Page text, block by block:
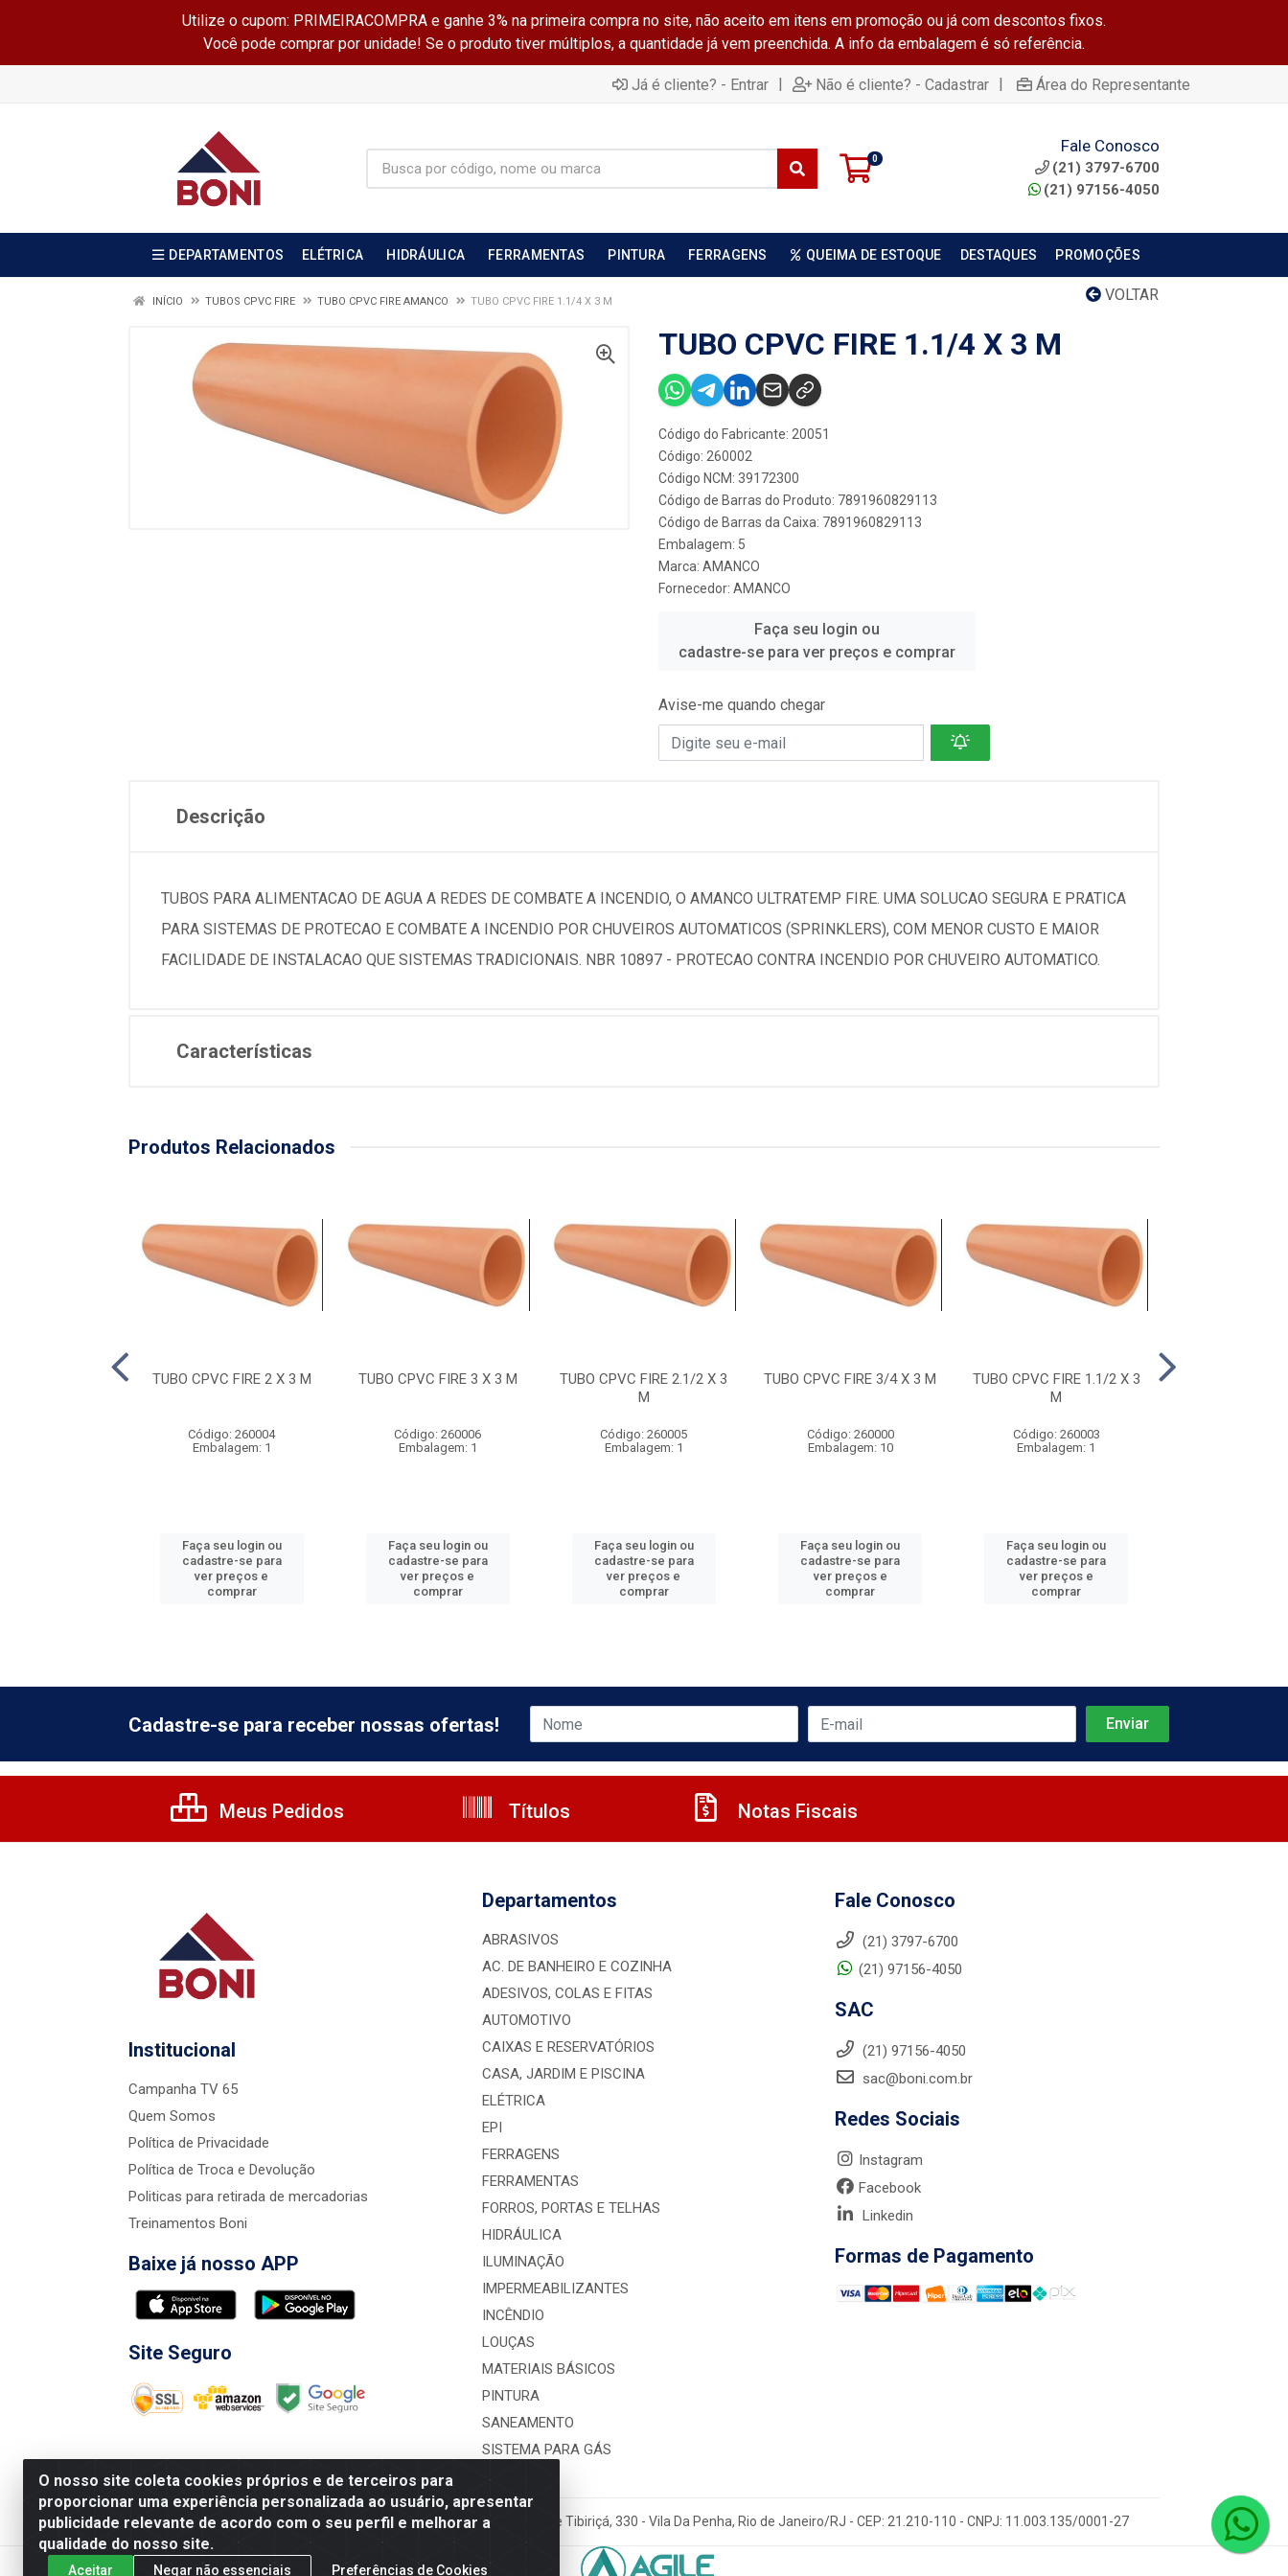
Utilize o cupom: PRIMEIRACOMPRA e ganhe 3% na primeira compra no site, não aceito em itens em promoção ou já com descontos fixos.
Você pode comprar por unidade! Se o produto tiver múltiplos, a quantidade já vem preenchida. A info da embalagem é só referência.
Já é cliente? - Entrar | Não é cliente? - Cadastrar | Área do Representante
0
Fale Conosco
(21) 3797-6700
(21) 97156-4050
DEPARTAMENTOS ELÉTRICA HIDRÁULICA FERRAMENTAS PINTURA FERRAGENS QUEIMA DE ESTOQUE DESTAQUES PROMOÇÕES
VOLTAR
INÍCIO TUBOS CPVC FIRE TUBO CPVC FIRE AMANCO TUBO CPVC FIRE 1.1/4 X 3 M
TUBO CPVC FIRE 1.1/4 X 3 M
Código do Fabricante: 20051
Código: 260002
Código NCM: 39172300
Código de Barras do Produto: 7891960829113
Código de Barras da Caixa: 7891960829113
Embalagem: 5
Marca: AMANCO
Fornecedor: AMANCO
Faça seu login ou
cadastre-se para ver preços e comprar
Avise-me quando chegar
Descrição
TUBOS PARA ALIMENTACAO DE AGUA A REDES DE COMBATE A INCENDIO, O AMANCO ULTRATEMP FIRE. UMA SOLUCAO SEGURA E PRATICA
PARA SISTEMAS DE PROTECAO E COMBATE A INCENDIO POR CHUVEIROS AUTOMATICOS (SPRINKLERS), COM MENOR CUSTO E MAIOR
FACILIDADE DE INSTALACAO QUE SISTEMAS TRADICIONAIS. NBR 10897 - PROTECAO CONTRA INCENDIO POR CHUVEIRO AUTOMATICO.
Características
Produtos Relacionados
TUBO CPVC FIRE 2 X 3 M
Código: 260004
Embalagem: 1
Faça seu login ou
cadastre-se para
ver preços e
comprar
TUBO CPVC FIRE 3 X 3 M
Código: 260006
Embalagem: 1
Faça seu login ou
cadastre-se para
ver preços e
comprar
TUBO CPVC FIRE 2.1/2 X 3
M
Código: 260005
Embalagem: 1
Faça seu login ou
cadastre-se para
ver preços e
comprar
TUBO CPVC FIRE 3/4 X 3 M
Código: 260000
Embalagem: 10
Faça seu login ou
cadastre-se para
ver preços e
comprar
TUBO CPVC FIRE 1.1/2 X 3
M
Código: 260003
Embalagem: 1
Faça seu login ou
cadastre-se para
ver preços e
comprar
O nosso site coleta cookies próprios e de terceiros para
proporcionar uma experiência personalizada ao usuário, apresentar
publicidade relevante de acordo com o seu perfil e melhorar a
qualidade do nosso site.
Aceitar Negar não essenciais Preferências de Cookies
Cadastre-se para receber nossas ofertas!
Meus Pedidos Títulos Notas Fiscais
Institucional
Campanha TV 65
Quem Somos
Política de Privacidade
Política de Troca e Devolução
Politicas para retirada de mercadorias
Treinamentos Boni
Baixe já nosso APP
Site Seguro
Departamentos
ABRASIVOS
AC. DE BANHEIRO E COZINHA
ADESIVOS, COLAS E FITAS
AUTOMOTIVO
CAIXAS E RESERVATÓRIOS
CASA, JARDIM E PISCINA
ELÉTRICA
EPI
FERRAGENS
FERRAMENTAS
FORROS, PORTAS E TELHAS
HIDRÁULICA
ILUMINAÇÃO
IMPERMEABILIZANTES
INCÊNDIO
LOUÇAS
MATERIAIS BÁSICOS
PINTURA
SANEAMENTO
SISTEMA PARA GÁS
Fale Conosco
(21) 3797-6700
(21) 97156-4050
SAC
(21) 97156-4050
sac@boni.com.br
Redes Sociais
Instagram
Facebook
Linkedin
Formas de Pagamento
Nova Boni Distribuidora de Material de Construção LTDA - Rua Alice Tibiriçá, 330 - Vila Da Penha, Rio de Janeiro/RJ - CEP: 21.210-110 - CNPJ: 11.003.135/0001-27